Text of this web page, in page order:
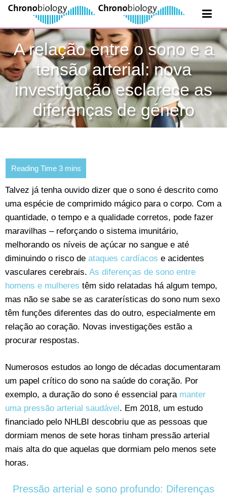
A relação entre o sono e a
tensão arterial: nova
investigação esclarece as
diferenças de género
Talvez já tenha ouvido dizer que o sono é descrito como
uma espécie de comprimido mágico para o corpo. Com a
quantidade, o tempo e a qualidade corretos, pode fazer
maravilhas – reforçando o sistema imunitário,
melhorando os níveis de açúcar no sangue e até
diminuindo o risco de ataques cardíacos e acidentes
vasculares cerebrais. As diferenças de sono entre
homens e mulheres têm sido relatadas há algum tempo,
mas não se sabe se as caraterísticas do sono num sexo
têm funções diferentes das do outro, especialmente em
relação ao coração. Novas investigações estão a
procurar respostas.
Numerosos estudos ao longo de décadas documentaram
um papel crítico do sono na saúde do coração. Por
exemplo, a duração do sono é essencial para manter
uma pressão arterial saudável. Em 2018, um estudo
financiado pelo NHLBI descobriu que as pessoas que
dormiam menos de sete horas tinham pressão arterial
mais alta do que aquelas que dormiam pelo menos sete
horas.
Pressão arterial e sono profundo: Diferenças